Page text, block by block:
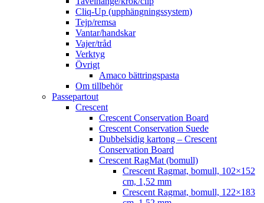
Cliq-Up (upphängningssystem)
Tejp/remsa
Vantar/handskar
Vajer/tråd
Verktyg
Övrigt
Amaco bättringspasta
Om tillbehör
Passepartout
Crescent
Crescent Conservation Board
Crescent Conservation Suede
Dubbelsidig kartong – Crescent
Conservation Board
Crescent RagMat (bomull)
Crescent Ragmat, bomull, 102×152
cm, 1,52 mm
Crescent Ragmat, bomull, 122×183